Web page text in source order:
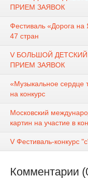
ПРИЕМ ЗАЯВОК
Фестиваль «Дорога на
47 стран
V БОЛЬШОЙ
ПРИЕМ ЗАЯВОК
«Музыкальное сердце
на конкурс
Московский
картин на участие в
V Фестиваль-конкурс
Комментарии